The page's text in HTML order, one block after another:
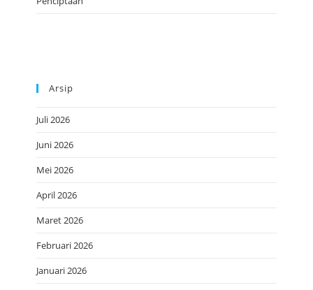
Arsip
Juli 2026
Juni 2026
Mei 2026
April 2026
Maret 2026
Februari 2026
Januari 2026